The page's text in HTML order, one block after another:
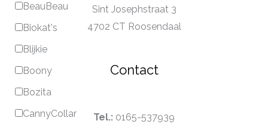
BeauBeau
Biokat's
Blijkie
Boony
Bozita
CannyCollar
Sint Josephstraat 3
4702 CT Roosendaal
Contact
Tel.: 0165-537939